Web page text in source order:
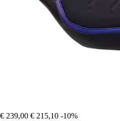
€ 239,00 € 215,10 -10%